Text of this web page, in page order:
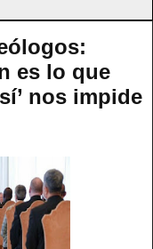
es lo que
nos impide